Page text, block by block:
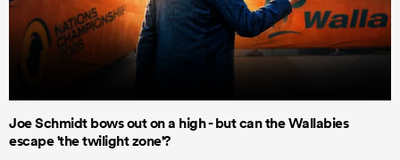
Joe Schmidt bows out on a high - but can the Wallabies
escape 'the twilight zone'?